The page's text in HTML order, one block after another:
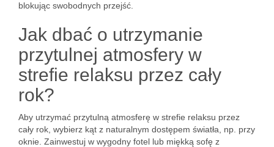
blokując swobodnych przejść.
Jak dbać o utrzymanie
przytulnej atmosfery w
strefie relaksu przez cały
rok?
Aby utrzymać przytulną atmosferę w strefie relaksu przez
cały rok, wybierz kąt z naturalnym dostępem światła, np. przy
oknie. Zainwestuj w wygodny fotel lub miękką sofę z